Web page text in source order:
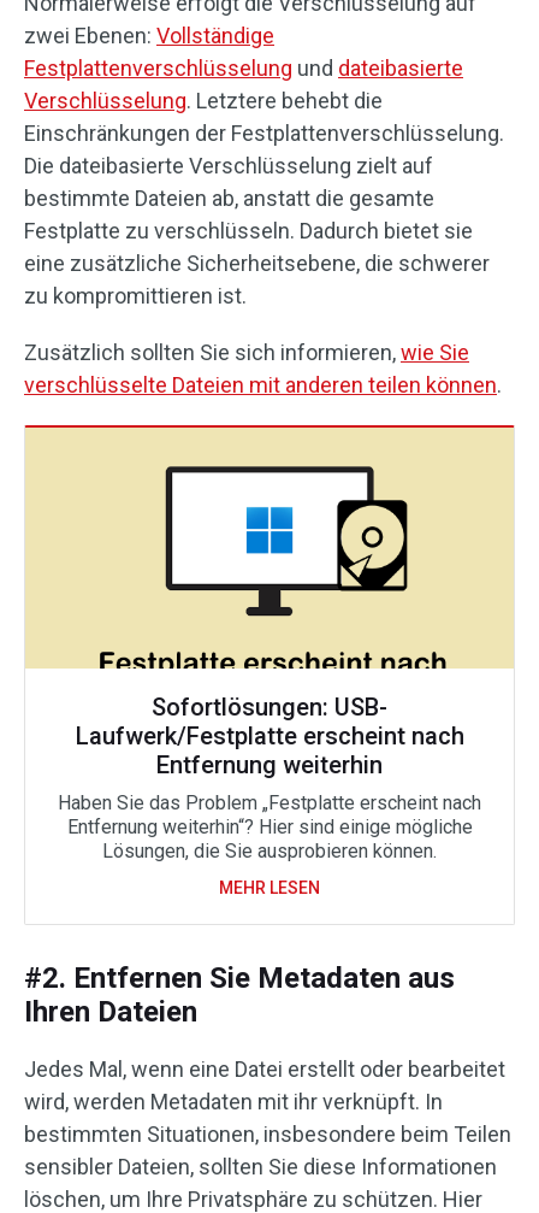
zwei Ebenen: Vollständige
Festplattenverschlüsselung und dateibasierte
Verschlüsselung. Letztere behebt die
Einschränkungen der Festplattenverschlüsselung.
Die dateibasierte Verschlüsselung zielt auf
bestimmte Dateien ab, anstatt die gesamte
Festplatte zu verschlüsseln. Dadurch bietet sie
eine zusätzliche Sicherheitsebene, die schwerer
zu kompromittieren ist.
Zusätzlich sollten Sie sich informieren,wie Sie
verschlüsselte Dateien mit anderen teilen können.
Sofortlösungen: USB-
Laufwerk/Festplatte erscheint nach
Entfernung weiterhin
Haben Sie das Problem „Festplatte erscheint nach
Entfernung weiterhin“? Hier sind einige mögliche
Lösungen, die Sie ausprobieren können.
MEHR LESEN
#2. Entfernen Sie Metadaten aus
Ihren Dateien
Jedes Mal, wenn eine Datei erstellt oder bearbeitet
wird, werden Metadaten mit ihr verknüpft. In
bestimmten Situationen, insbesondere beim Teilen
sensibler Dateien, sollten Sie diese Informationen
löschen, um Ihre Privatsphäre zu schützen. Hier